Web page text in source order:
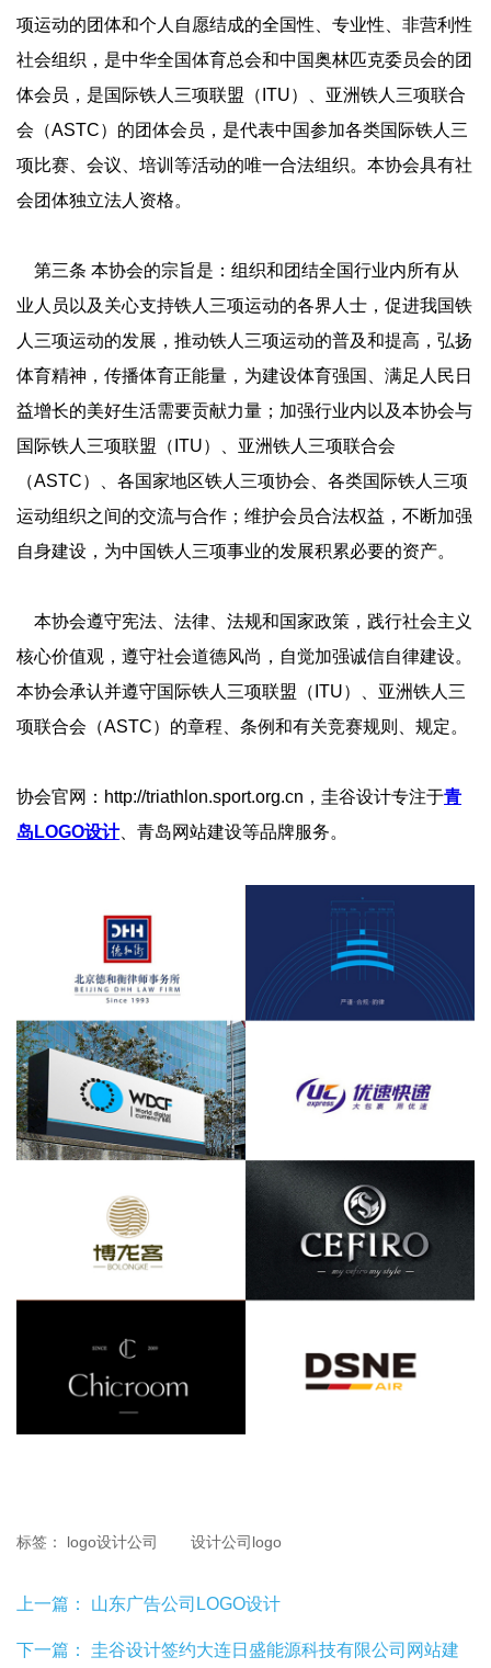
项运动的团体和个人自愿结成的全国性、专业性、非营利性
社会组织，是中华全国体育总会和中国奥林匹克委员会的团
体会员，是国际铁人三项联盟（ITU）、亚洲铁人三项联合
会（ASTC）的团体会员，是代表中国参加各类国际铁人三
项比赛、会议、培训等活动的唯一合法组织。本协会具有社
会团体独立法人资格。
第三条 本协会的宗旨是：组织和团结全国行业内所有从
业人员以及关心支持铁人三项运动的各界人士，促进我国铁
人三项运动的发展，推动铁人三项运动的普及和提高，弘扬
体育精神，传播体育正能量，为建设体育强国、满足人民日
益增长的美好生活需要贡献力量；加强行业内以及本协会与
国际铁人三项联盟（ITU）、亚洲铁人三项联合会
（ASTC）、各国家地区铁人三项协会、各类国际铁人三项
运动组织之间的交流与合作；维护会员合法权益，不断加强
自身建设，为中国铁人三项事业的发展积累必要的资产。
本协会遵守宪法、法律、法规和国家政策，践行社会主义
核心价值观，遵守社会道德风尚，自觉加强诚信自律建设。
本协会承认并遵守国际铁人三项联盟（ITU）、亚洲铁人三
项联合会（ASTC）的章程、条例和有关竞赛规则、规定。
协会官网：http://triathlon.sport.org.cn，圭谷设计专注于青
岛LOGO设计、青岛网站建设等品牌服务。
标签： logo设计公司 设计公司logo
上一篇： 山东广告公司LOGO设计
下一篇： 圭谷设计签约大连日盛能源科技有限公司网站建